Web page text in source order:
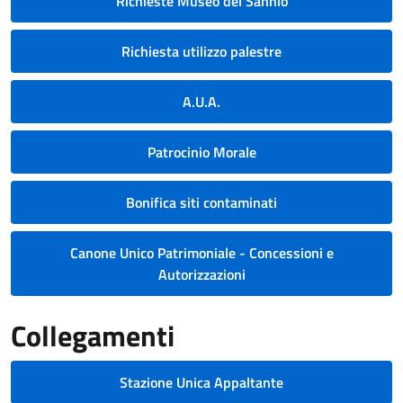
Richiesta utilizzo palestre
A.U.A.
Patrocinio Morale
Bonifica siti contaminati
Canone Unico Patrimoniale - Concessioni e
Autorizzazioni
Collegamenti
Stazione Unica Appaltante